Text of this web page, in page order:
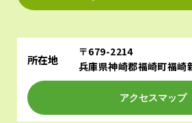
所在地
〒679-2214
兵庫県神崎郡福崎町福崎
アクセスマップ